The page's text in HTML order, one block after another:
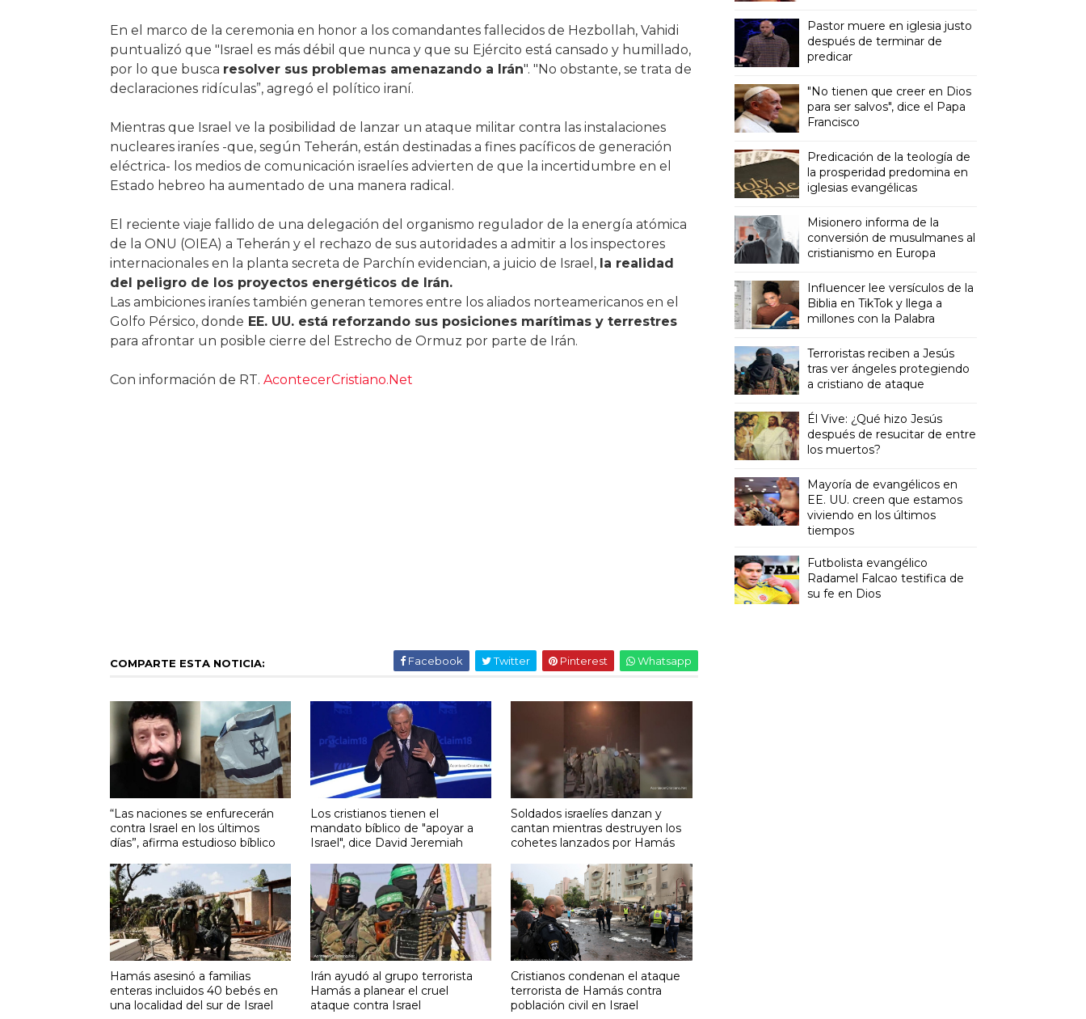
En el marco de la ceremonia en honor a los comandantes fallecidos de Hezbollah, Vahidi
puntualizó que "Israel es más débil que nunca y que su Ejército está cansado y humillado,
por lo que busca resolver sus problemas amenazando a Irán". "No obstante, se trata de
declaraciones ridículas”, agregó el político iraní.
Mientras que Israel ve la posibilidad de lanzar un ataque militar contra las instalaciones
nucleares iraníes -que, según Teherán, están destinadas a fines pacíficos de generación
eléctrica- los medios de comunicación israelíes advierten de que la incertidumbre en el
Estado hebreo ha aumentado de una manera radical.
El reciente viaje fallido de una delegación del organismo regulador de la energía atómica
de la ONU (OIEA) a Teherán y el rechazo de sus autoridades a admitir a los inspectores
internacionales en la planta secreta de Parchín evidencian, a juicio de Israel, la realidad
del peligro de los proyectos energéticos de Irán.
Las ambiciones iraníes también generan temores entre los aliados norteamericanos en el
Golfo Pérsico, donde EE. UU. está reforzando sus posiciones marítimas y terrestres
para afrontar un posible cierre del Estrecho de Ormuz por parte de Irán.
Con información de RT. AcontecerCristiano.Net
COMPARTE ESTA NOTICIA: Facebook Twitter Pinterest Whatsapp
“Las naciones se enfurecerán
contra Israel en los últimos
días”, afirma estudioso bíblico
Los cristianos tienen el
mandato bíblico de "apoyar a
Israel", dice David Jeremiah
Soldados israelíes danzan y
cantan mientras destruyen los
cohetes lanzados por Hamás
Hamás asesinó a familias
enteras incluidos 40 bebés en
una localidad del sur de Israel
Irán ayudó al grupo terrorista
Hamás a planear el cruel
ataque contra Israel
Cristianos condenan el ataque
terrorista de Hamás contra
población civil en Israel
Pastor muere en iglesia justo
después de terminar de
predicar
"No tienen que creer en Dios
para ser salvos", dice el Papa
Francisco
Predicación de la teología de
la prosperidad predomina en
iglesias evangélicas
Misionero informa de la
conversión de musulmanes al
cristianismo en Europa
Influencer lee versículos de la
Biblia en TikTok y llega a
millones con la Palabra
Terroristas reciben a Jesús
tras ver ángeles protegiendo
a cristiano de ataque
Él Vive: ¿Qué hizo Jesús
después de resucitar de entre
los muertos?
Mayoría de evangélicos en
EE. UU. creen que estamos
viviendo en los últimos
tiempos
Futbolista evangélico
Radamel Falcao testifica de
su fe en Dios